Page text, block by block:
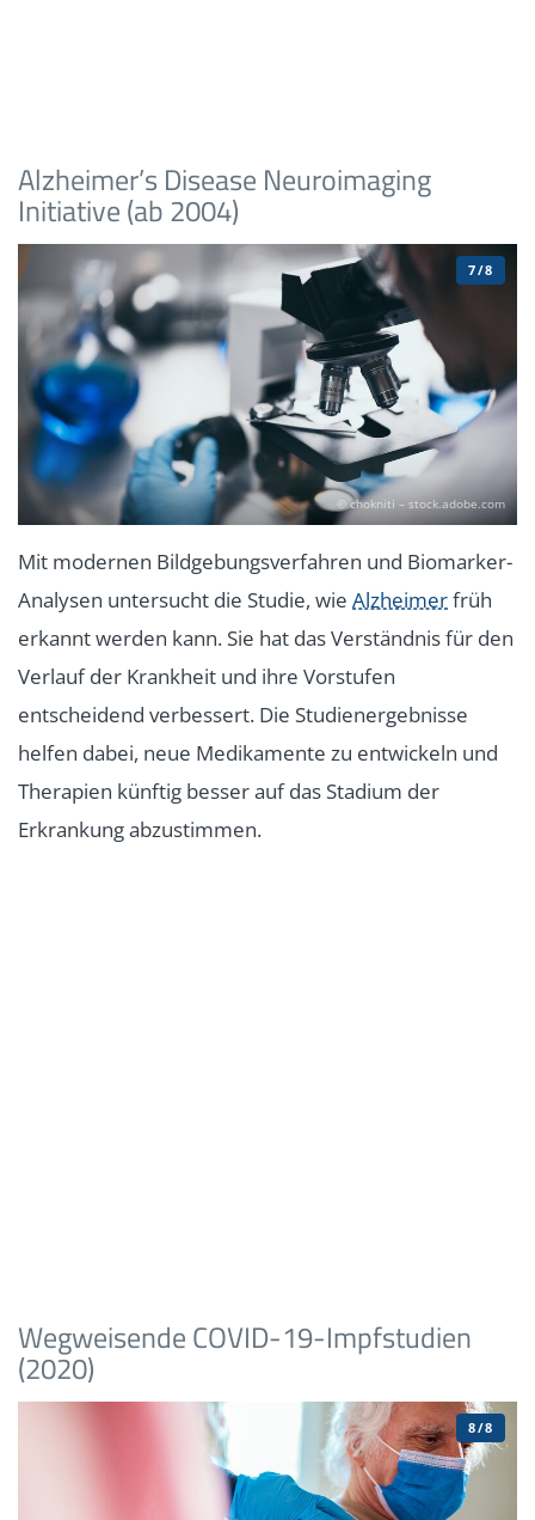
Alzheimer’s Disease Neuroimaging
Initiative (ab 2004)
© chokniti – stock.adobe.com
7/8
Mit modernen Bildgebungsverfahren und Biomarker-
Analysen untersucht die Studie, wie Alzheimerfrüh
erkannt werden kann. Sie hat das Verständnis für den
Verlauf der Krankheit und ihre Vorstufen
entscheidend verbessert. Die Studienergebnisse
helfen dabei, neue Medikamente zu entwickeln und
Therapien künftig besser auf das Stadium der
Erkrankung abzustimmen.
Wegweisende COVID-19-Impfstudien
(2020)
8/8